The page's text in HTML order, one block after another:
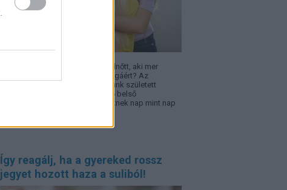
Mitől lesz egy gyerekből olyan felnőtt, aki mer
hibázni, újrakezdeni és kiállni magáért? Az
egészséges önbizalom nem velünk született
tulajdonság, hanem lassan épülő belső
biztonságérzet, amelyre a gyereknek nap mint nap
Így reagálj, ha a gyereked rossz
jegyet hozott haza a suliból!